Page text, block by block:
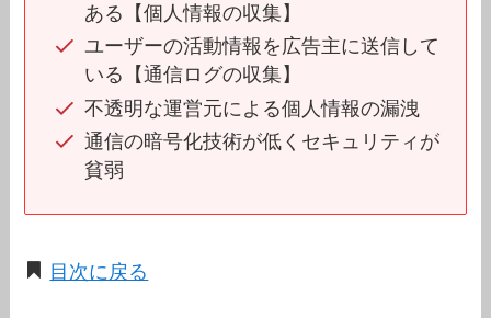
ある【個人情報の収集】
ユーザーの活動情報を広告主に送信して
いる【通信ログの収集】
不透明な運営元による個人情報の漏洩
通信の暗号化技術が低くセキュリティが
貧弱
目次に戻る